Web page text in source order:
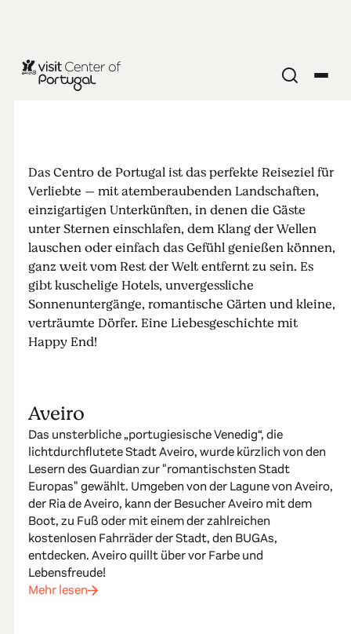
Das Centro
de Portugal
für
Romantiker
Das Centro de Portugal ist das perfekte Reiseziel für
Verliebte — mit atemberaubenden Landschaften,
einzigartigen Unterkünften, in denen die Gäste
unter Sternen einschlafen, dem Klang der Wellen
lauschen oder einfach das Gefühl genießen können,
ganz weit vom Rest der Welt entfernt zu sein. Es
gibt kuschelige Hotels, unvergessliche
Sonnenuntergänge, romantische Gärten und kleine,
verträumte Dörfer. Eine Liebesgeschichte mit
Happy End!
Aveiro
Das unsterbliche „portugiesische Venedig“, die
lichtdurchflutete Stadt Aveiro, wurde kürzlich von den
Lesern des Guardian zur "romantischsten Stadt
Europas" gewählt. Umgeben von der Lagune von Aveiro,
der Ria de Aveiro, kann der Besucher Aveiro mit dem
Boot, zu Fuß oder mit einem der zahlreichen
kostenlosen Fahrräder der Stadt, den BUGAs,
entdecken. Aveiro quillt über vor Farbe und
Lebensfreude!
Mehr lesen